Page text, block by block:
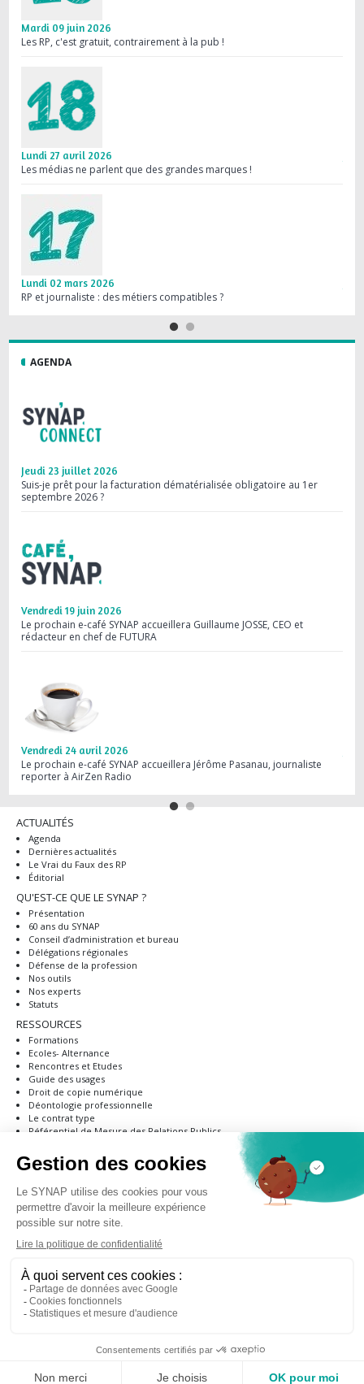
Mardi 09 juin 2026
Les RP, c'est gratuit, contrairement à la pub !
Lundi 27 avril 2026
Les médias ne parlent que des grandes marques !
Lundi 02 mars 2026
RP et journaliste : des métiers compatibles ?
AGENDA
Jeudi 23 juillet 2026
Suis-je prêt pour la facturation dématérialisée obligatoire au 1er
septembre 2026 ?
Vendredi 19 juin 2026
Le prochain e-café SYNAP accueillera Guillaume JOSSE, CEO et
rédacteur en chef de FUTURA
Vendredi 24 avril 2026
Le prochain e-café SYNAP accueillera Jérôme Pasanau, journaliste
reporter à AirZen Radio
ACTUALITÉS
Agenda
Dernières actualités
Le Vrai du Faux des RP
Éditorial
QU'EST-CE QUE LE SYNAP ?
Présentation
60 ans du SYNAP
Conseil d’administration et bureau
Délégations régionales
Défense de la profession
Nos outils
Nos experts
Statuts
RESSOURCES
Formations
Ecoles- Alternance
Rencontres et Etudes
Guide des usages
Droit de copie numérique
Déontologie professionnelle
Le contrat type
Référentiel de Mesure des Relations Publics
NOUS REJOINDRE
Modalités d’adhésion
Formulaire d'adhésion
ANNUAIRE
PRESSE & MÉDIAS
CONTACT
S'inscrire à la newsletter du SYNAP
Mentions légales